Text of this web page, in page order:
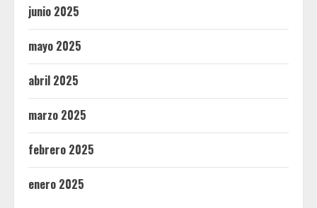
junio 2025
mayo 2025
abril 2025
marzo 2025
febrero 2025
enero 2025